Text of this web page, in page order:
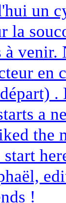
un
la
à
en
a
the
!